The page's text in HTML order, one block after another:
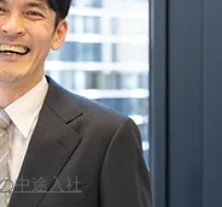
中途入社